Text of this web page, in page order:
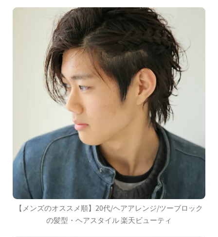
【メンズのオススメ順】20代/ヘアアレンジ/ツーブロック
の髪型・ヘアスタイル 楽天ビューティ